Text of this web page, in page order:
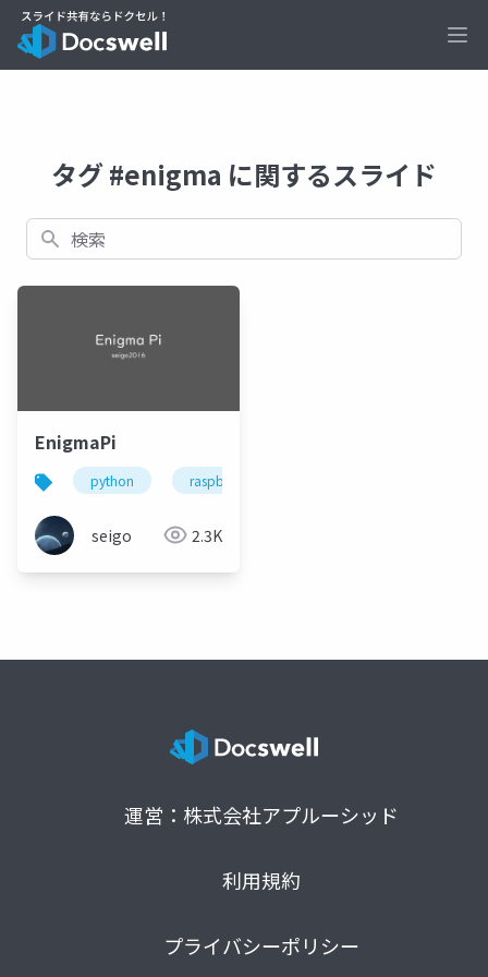
タグ #enigma に関するスライド
検索
EnigmaPi
python raspberry pi
seigo 2.3K
運営：株式会社アプルーシッド
利用規約
プライバシーポリシー